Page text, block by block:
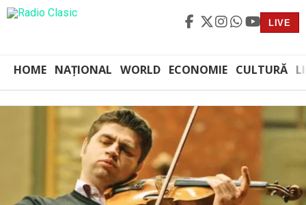
LIVE
HOME NAȚIONAL WORLD ECONOMIE CULTURĂ